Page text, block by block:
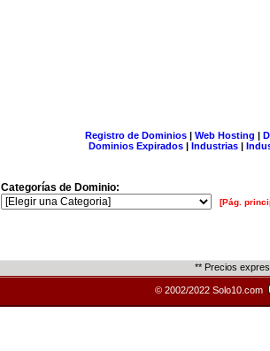
Registro de Dominios| Web Hosting |
Dominios Expirados | Industrias |
Categorías de Dominio:
[Pág.
** Precios
© 2002/2022 Solo10.com